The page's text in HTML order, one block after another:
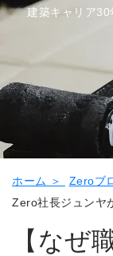
建築キャリア
ホーム ＞ Zeroブ
Zero社長ジュンヤ
【なぜ